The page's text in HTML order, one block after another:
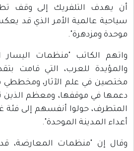
أن يهدف التلفريك إلى وقف
سياحية عالمية الأمر الذي قد
موحدة ومزدهرة".
واتهم الكاتب "منظمات اليسار
والمؤيدة للعرب، التي قامت
مختصين في علم الآثار، ومخططي
دعمها في موقفها، ومعظم الذين
المتطرف، حولوا أنفسهم إلى
أعداء المدينة الموحدة".
وقال إن "منظمات المعارضة،